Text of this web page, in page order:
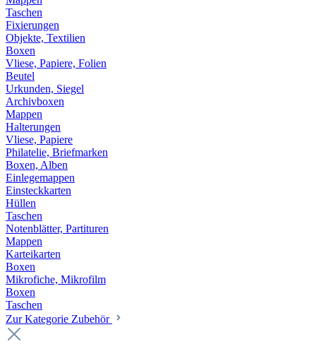
Taschen
Fixierungen
Objekte, Textilien
Boxen
Vliese, Papiere, Folien
Beutel
Urkunden, Siegel
Archivboxen
Mappen
Halterungen
Vliese, Papiere
Philatelie, Briefmarken
Boxen, Alben
Einlegemappen
Einsteckkarten
Hüllen
Taschen
Notenblätter, Partituren
Mappen
Karteikarten
Boxen
Mikrofiche, Mikrofilm
Boxen
Taschen
Zur Kategorie Zubehör